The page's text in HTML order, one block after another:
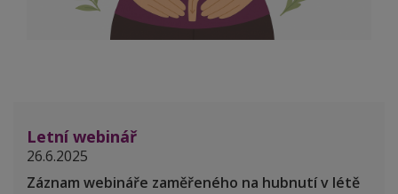
Letní webinář
26.6.2025
Záznam webináře zaměřeného na hubnutí v létě